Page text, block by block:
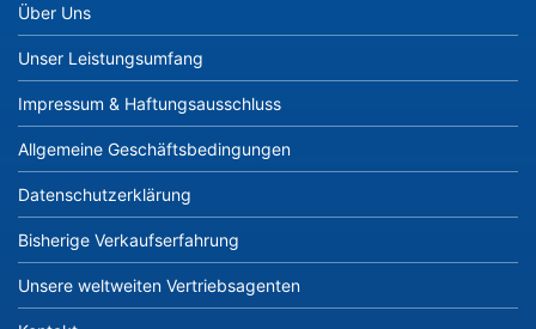
Über Uns
Unser Leistungsumfang
Impressum & Haftungsausschluss
Allgemeine Geschäftsbedingungen
Datenschutzerklärung
Bisherige Verkaufserfahrung
Unsere weltweiten Vertriebsagenten